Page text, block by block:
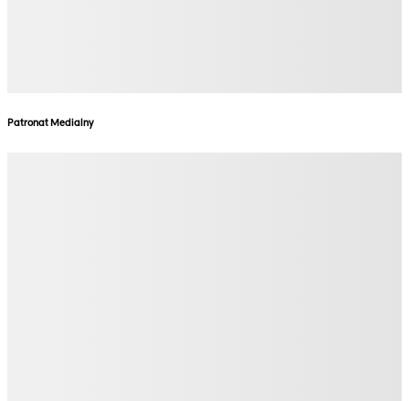
Patronat Medialny